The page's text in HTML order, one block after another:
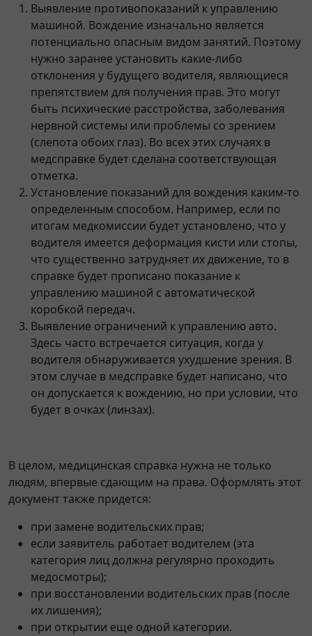
Выявление противопоказаний к управлению
машиной. Вождение изначально является
потенциально опасным видом занятий. Поэтому
нужно заранее установить какие-либо
отклонения у будущего водителя, являющиеся
препятствием для получения прав. Это могут
быть психические расстройства, заболевания
нервной системы или проблемы со зрением
(слепота обоих глаз). Во всех этих случаях в
медсправке будет сделана соответствующая
отметка.
Установление показаний для вождения каким-то
определенным способом. Например, если по
итогам медкомиссии будет установлено, что у
водителя имеется деформация кисти или стопы,
что существенно затрудняет их движение, то в
справке будет прописано показание к
управлению машиной с автоматической
коробкой передач.
Выявление ограничений к управлению авто.
Здесь часто встречается ситуация, когда у
водителя обнаруживается ухудшение зрения. В
этом случае в медсправке будет написано, что
он допускается к вождению, но при условии, что
будет в очках (линзах).
В целом, медицинская справка нужна не только
людям, впервые сдающим на права. Оформлять этот
документ также придется:
при замене водительских прав;
если заявитель работает водителем (эта
категория лиц должна регулярно проходить
медосмотры);
при восстановлении водительских прав (после
их лишения);
при открытии еще одной категории.